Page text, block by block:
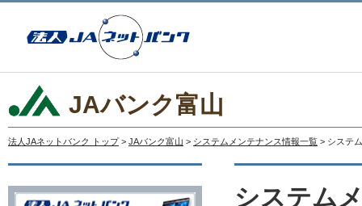
JAバンク富山
法人JAネットバンク トップ > JAバンク富山 > システムメンテナンス情報一覧 > システ
システム